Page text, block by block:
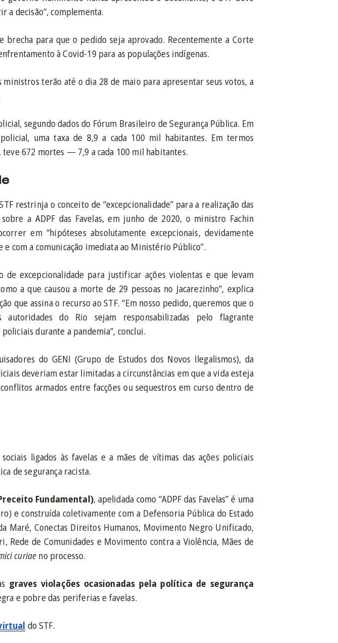
a decisão”, complementa.
brecha para que o pedido seja aprovado. Recentemente a Corte
à Covid-19 para as populações indígenas.
terão até o dia 28 de maio para apresentar seus votos, a
segundo dados do Fórum Brasileiro de Segurança Pública. Em
uma taxa de 8,9 a cada 100 mil habitantes. Em termos
672 mortes — 7,9 a cada 100 mil habitantes.
restrinja o conceito de “excepcionalidade” para a realização das
a ADPF das Favelas, em junho de 2020, o ministro Fachin
em “hipóteses absolutamente excepcionais, devidamente
com a comunicação imediata ao Ministério Público”.
de excepcionalidade para justificar ações violentas e que levam
a que causou a morte de 29 pessoas no Jacarezinho”, explica
que assina o recurso ao STF. “Em nosso pedido, queremos que o
do Rio sejam responsabilizadas pelo flagrante
durante a pandemia”, conclui.
do GENI (Grupo de Estudos dos Novos Ilegalismos), da
deveriam estar limitadas a circunstâncias em que a vida esteja
armados entre facções ou sequestros em curso dentro de
ligados às favelas e a mães de vítimas das ações policiais
de segurança racista.
Fundamental), apelidada como “ADPF das Favelas” é uma
e construída coletivamente com a Defensoria Pública do Estado
Maré, Conectas Direitos Humanos, Movimento Negro Unificado,
Rede de Comunidades e Movimento contra a Violência, Mães de
curiae no processo.
graves violações ocasionadas pela política de segurança
e pobre das periferias e favelas.
do STF.